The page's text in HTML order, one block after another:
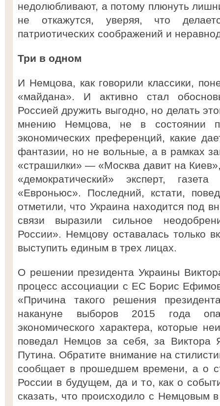
недолюбливают, а потому плюнуть
не откажутся, уверяя, что
патриотических соображений и
Три в одном
И Немцова, как говорили классики,
«майдана». И активно стал
Россией дружить выгодно, но делать
мнению Немцова, не в состоянии
экономических преференций, какие
фантазии, но не вольные, а в рамках
«страшилки» — «Москва давит на
«демократический» эксперт,
«Евроньюс». Последний, кстати,
отметили, что Украина находится под
связи выразили сильное
России». Немцову оставалась только
выступить единым в трех лицах.
О решении президента Украины
процесс ассоциации с ЕС Борис
«Причина такого решения
накануне выборов 2015 года
экономического характера, которые
поведал Немцов за себя, за Виктора
Путина. Обратите внимание на
сообщает в прошедшем времени, а о
России в будущем, да и то, как о
сказать, что происходило с Немцовым